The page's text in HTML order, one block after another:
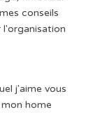
conseils
j'aime vous
home